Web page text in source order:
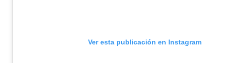
Ver esta publicación en Instagram